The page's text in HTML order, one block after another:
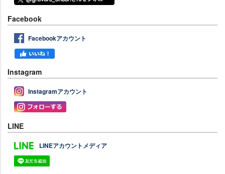
Facebook
Facebookアカウント
Instagram
Instagramアカウント
LINE
LINEアカウントメディア